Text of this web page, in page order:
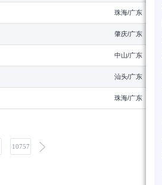
珠海/广东
肇庆/广东
中山/广东
汕头/广东
珠海/广东
10757